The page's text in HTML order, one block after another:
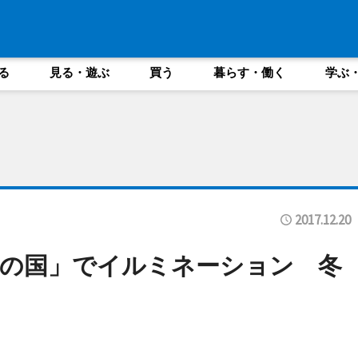
見る・遊ぶ 買う 暮らす・働く 学ぶ
2017.12.20
国」でイルミネーション 冬